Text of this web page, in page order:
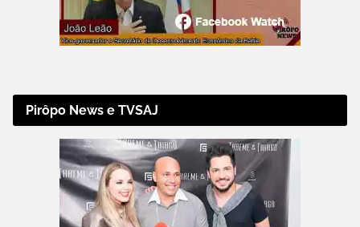
Pirôpo News e TVSAJ